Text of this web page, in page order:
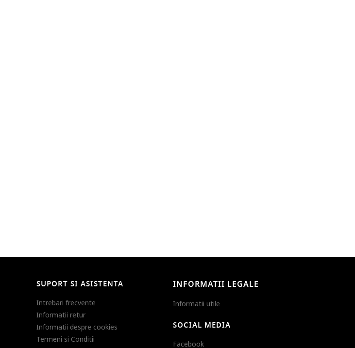
SUPORT SI ASISTENTA
Intrebari frecvente
Informatii retur
Informatii despre cookies
Termeni si Conditii
INFORMATII LEGALE
Informatii utile
SOCIAL MEDIA
Facebook